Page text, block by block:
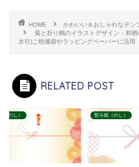
HOME かわいい＆おしゃれなテン
菊と折り鶴のイラストデザイン・和
水引)ご祝儀袋やラッピングペーパーに活用
RELATED POST
（のし） 熨斗紙（のし）